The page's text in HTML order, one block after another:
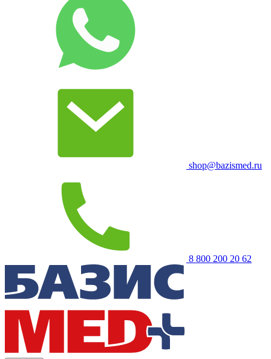
shop@bazismed.ru
8 800 200 20 62